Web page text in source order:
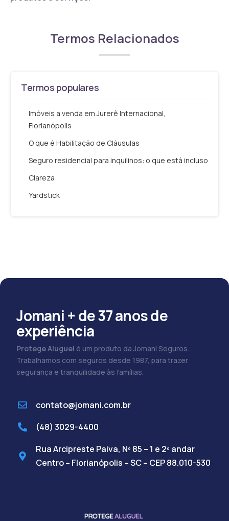
Termos Relacionados
Termos populares
Imóveis a venda em Jurerê Internacional,
Florianópolis
O que é Habilitação de Cláusulas
Seguro residencial para inquilinos: o que está incluso
Clareza
Yardstick
Jomani + de 37 anos de
experiência
Protege Aluguel é um produto da Jomani Seguros.
Trabalhamos com seguros desde 1987, para trazer
segurança e tranquilidade às famílias.
contato@jomani.com.br
(48) 3029-4400
Rua Arcipreste Paiva, Nº 85 – 1 e 2º andar
Centro – Florianópolis – SC – CEP 88.010-530